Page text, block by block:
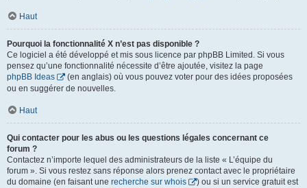
Haut
Pourquoi la fonctionnalité X n’est pas disponible ?
Ce logiciel a été développé et mis sous licence par phpBB Limited. Si vous
pensez qu’une fonctionnalité nécessite d’être ajoutée, visitez la page
phpBB Ideas
(en anglais) où vous pouvez voter pour des idées proposées
ou en suggérer de nouvelles.
Haut
Qui contacter pour les abus ou les questions légales concernant ce
forum ?
Contactez n’importe lequel des administrateurs de la liste « L’équipe du
forum ». Si vous restez sans réponse alors prenez contact avec le propriétaire
du domaine (en faisant une recherche sur whois
) ou si un service gratuit est